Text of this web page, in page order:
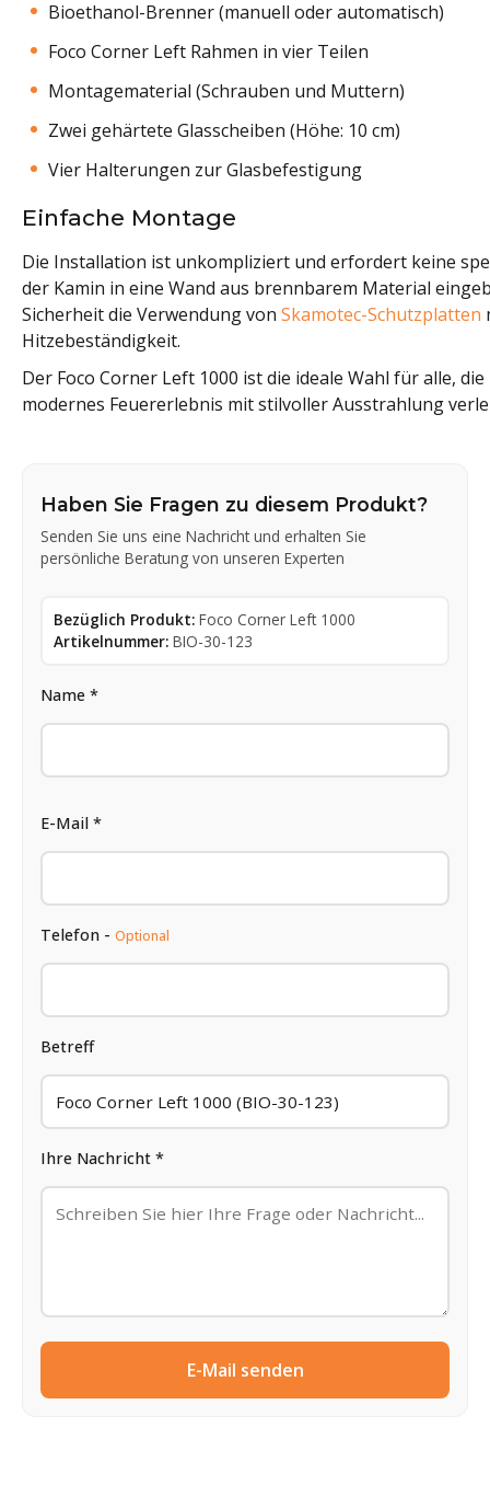
Bioethanol-Brenner (manuell oder automatisch)
Foco Corner Left Rahmen in vier Teilen
Montagematerial (Schrauben und Muttern)
Zwei gehärtete Glasscheiben (Höhe: 10 cm)
Vier Halterungen zur Glasbefestigung
Einfache Montage
Die Installation ist unkompliziert und erfordert keine
der Kamin in eine Wand aus brennbarem Material
Sicherheit die Verwendung von Skamotec-Schutzplatten
Hitzebeständigkeit.
Der Foco Corner Left 1000 ist die ideale Wahl für alle,
modernes Feuererlebnis mit stilvoller Ausstrahlung
Haben Sie Fragen zu diesem Produkt?
Senden Sie uns eine Nachricht und erhalten Sie
persönliche Beratung von unseren Experten
Bezüglich Produkt: Foco Corner Left 1000
Artikelnummer: BIO-30-123
Name *
E-Mail *
Telefon - Optional
Betreff
Ihre Nachricht *
E-Mail senden